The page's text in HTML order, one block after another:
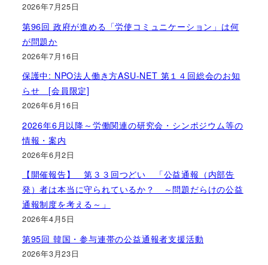
2026年7月25日
第96回 政府が進める「労使コミュニケーション」は何
が問題か
2026年7月16日
保護中: NPO法人働き方ASU-NET 第１４回総会のお知
らせ [会員限定]
2026年6月16日
2026年6月以降～労働関連の研究会・シンポジウム等の
情報・案内
2026年6月2日
【開催報告】 第３３回つどい 「公益通報（内部告
発）者は本当に守られているか？ ～問題だらけの公益
通報制度を考える～」
2026年4月5日
第95回 韓国・参与連帯の公益通報者支援活動
2026年3月23日